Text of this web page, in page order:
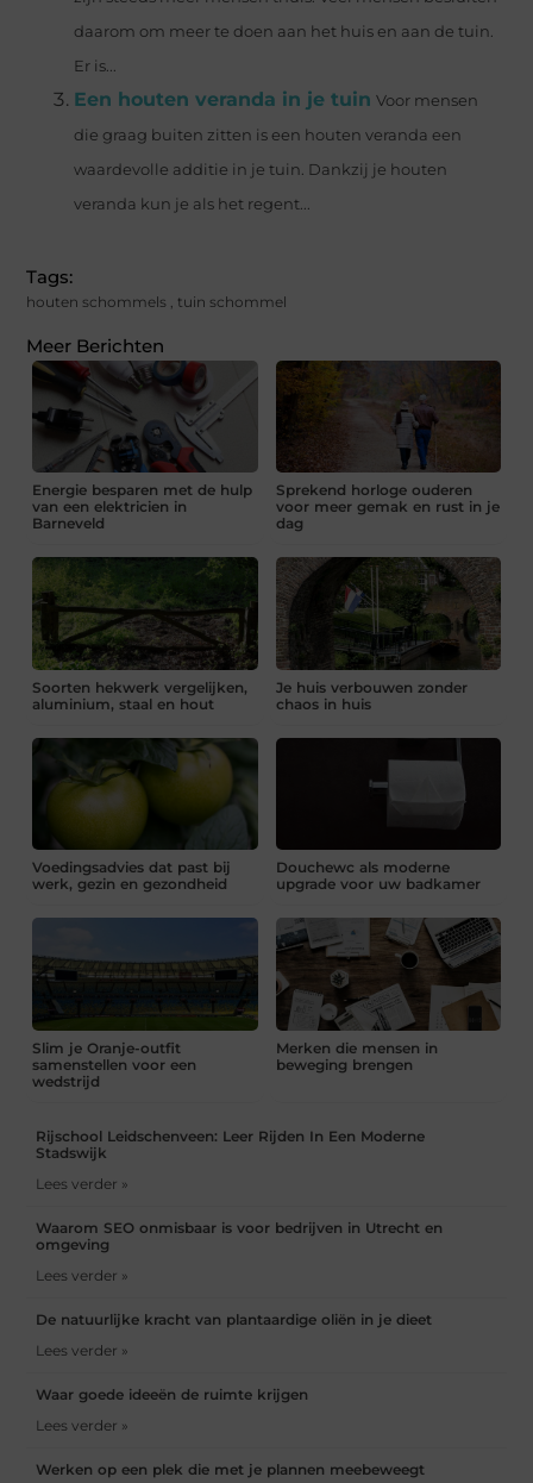
daarom om meer te doen aan het huis en aan de tuin.
Er is...
Een houten veranda in je tuin Voor mensen
die graag buiten zitten is een houten veranda een
waardevolle additie in je tuin. Dankzij je houten
veranda kun je als het regent...
Tags:
houten schommels tuin schommel
Meer Berichten
Energie besparen met de hulp
van een elektricien in
Barneveld
Sprekend horloge ouderen
voor meer gemak en rust in je
dag
Soorten hekwerk vergelijken,
aluminium, staal en hout
Je huis verbouwen zonder
chaos in huis
Voedingsadvies dat past bij
werk, gezin en gezondheid
Douchewc als moderne
upgrade voor uw badkamer
Slim je Oranje-outfit
samenstellen voor een
wedstrijd
Merken die mensen in
beweging brengen
Rijschool Leidschenveen: Leer Rijden In Een Moderne
Stadswijk
Lees verder »
Waarom SEO onmisbaar is voor bedrijven in Utrecht en
omgeving
Lees verder »
De natuurlijke kracht van plantaardige oliën in je dieet
Lees verder »
Waar goede ideeën de ruimte krijgen
Lees verder »
Werken op een plek die met je plannen meebeweegt